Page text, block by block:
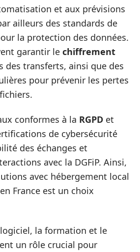
et aux prévisions
ailleurs des standards de
la protection des données.
garantir le chiffrement
des transferts, ainsi que des
pour prévenir les pertes
conformes à la RGPD et
de cybersécurité
des échanges et
avec la DGFiP. Ainsi,
avec hébergement local
France est un choix
la formation et le
un rôle crucial pour